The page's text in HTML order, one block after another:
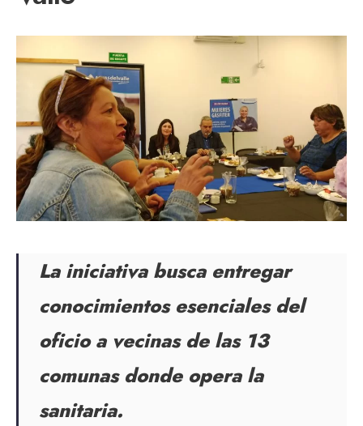
La iniciativa busca entregar
conocimientos esenciales del
oficio a vecinas de las 13
comunas donde opera la
sanitaria.